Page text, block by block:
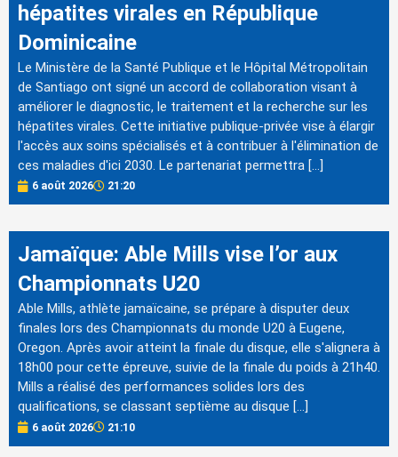
hépatites virales en République
Dominicaine
Le Ministère de la Santé Publique et le Hôpital Métropolitain
de Santiago ont signé un accord de collaboration visant à
améliorer le diagnostic, le traitement et la recherche sur les
hépatites virales. Cette initiative publique-privée vise à élargir
l'accès aux soins spécialisés et à contribuer à l'élimination de
ces maladies d'ici 2030. Le partenariat permettra […]
6 août 2026 21:20
Jamaïque: Able Mills vise l’or aux
Championnats U20
Able Mills, athlète jamaïcaine, se prépare à disputer deux
finales lors des Championnats du monde U20 à Eugene,
Oregon. Après avoir atteint la finale du disque, elle s'alignera à
18h00 pour cette épreuve, suivie de la finale du poids à 21h40.
Mills a réalisé des performances solides lors des
qualifications, se classant septième au disque […]
6 août 2026 21:10